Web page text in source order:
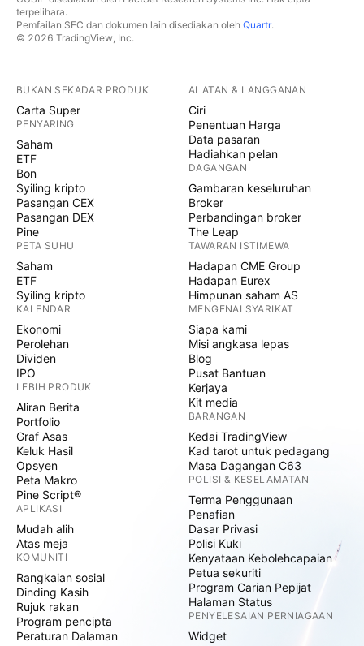
terpelihara.
Pemfailan SEC dan dokumen lain disediakan oleh Quartr.
© 2026 TradingView, Inc.
BUKAN SEKADAR PRODUK
Carta Super
PENYARING
Saham
ETF
Bon
Syiling kripto
Pasangan CEX
Pasangan DEX
Pine
PETA SUHU
Saham
ETF
Syiling kripto
KALENDAR
Ekonomi
Perolehan
Dividen
IPO
LEBIH PRODUK
Aliran Berita
Portfolio
Graf Asas
Keluk Hasil
Opsyen
Peta Makro
Pine Script®
APLIKASI
Mudah alih
Atas meja
KOMUNITI
Rangkaian sosial
Dinding Kasih
Rujuk rakan
Program pencipta
Peraturan Dalaman
ALATAN & LANGGANAN
Ciri
Penentuan Harga
Data pasaran
Hadiahkan pelan
DAGANGAN
Gambaran keseluruhan
Broker
Perbandingan broker
The Leap
TAWARAN ISTIMEWA
Hadapan CME Group
Hadapan Eurex
Himpunan saham AS
MENGENAI SYARIKAT
Siapa kami
Misi angkasa lepas
Blog
Pusat Bantuan
Kerjaya
Kit media
BARANGAN
Kedai TradingView
Kad tarot untuk pedagang
Masa Dagangan C63
POLISI & KESELAMATAN
Terma Penggunaan
Penafian
Dasar Privasi
Polisi Kuki
Kenyataan Kebolehcapaian
Petua sekuriti
Program Carian Pepijat
Halaman Status
PENYELESAIAN PERNIAGAAN
Widget